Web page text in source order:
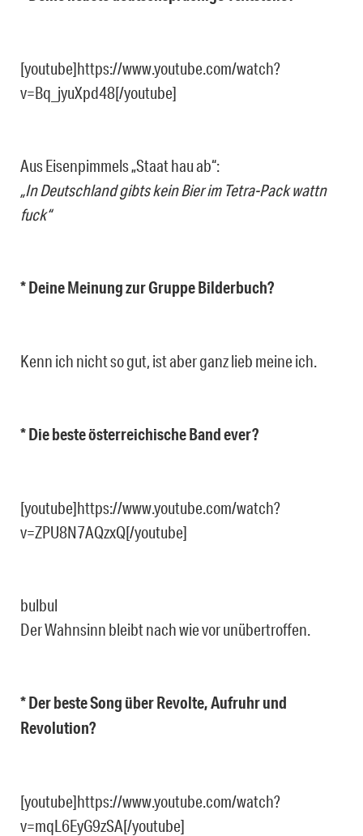
[youtube]https://www.youtube.com/watch?
v=Bq_jyuXpd48[/youtube]
Aus Eisenpimmels „Staat hau ab“:
„In Deutschland gibts kein Bier im Tetra-Pack wattn
fuck“
* Deine Meinung zur Gruppe Bilderbuch?
Kenn ich nicht so gut, ist aber ganz lieb meine ich.
* Die beste österreichische Band ever?
[youtube]https://www.youtube.com/watch?
v=ZPU8N7AQzxQ[/youtube]
bulbul
Der Wahnsinn bleibt nach wie vor unübertroffen.
* Der beste Song über Revolte, Aufruhr und
Revolution?
[youtube]https://www.youtube.com/watch?
v=mqL6EyG9zSA[/youtube]